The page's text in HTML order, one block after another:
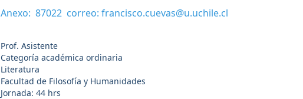
Anexo: 87022 correo: francisco.cuevas@u.uchile.cl
Prof. Asistente
Categoría académica ordinaria
Literatura
Facultad de Filosofía y Humanidades
Jornada: 44hrs